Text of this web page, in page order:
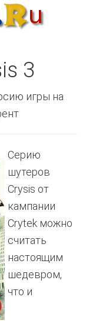
3
игры на
Серию
шутеров
Crysis от
кампании
Crytek можно
считать
настоящим
шедевром,
что и